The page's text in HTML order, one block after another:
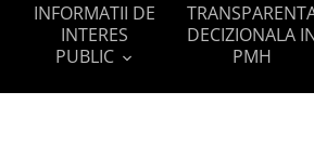
INFORMATII DE
INTERES
PUBLIC
DECIZIONALA
PMH